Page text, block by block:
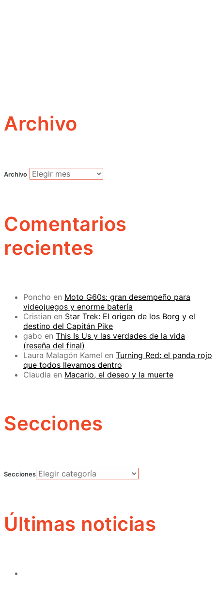
Archivo
Archivo
Comentarios
recientes
Poncho en Moto G60s: gran desempeño para
videojuegos y enorme batería
Cristian en Star Trek: El origen de los Borg y el
destino del Capitán Pike
gabo en This Is Us y las verdades de la vida
(reseña del final)
Laura Malagón Kamel en Turning Red: el panda rojo
que todos llevamos dentro
Claudia en Macario, el deseo y la muerte
Secciones
Secciones
Últimas noticias